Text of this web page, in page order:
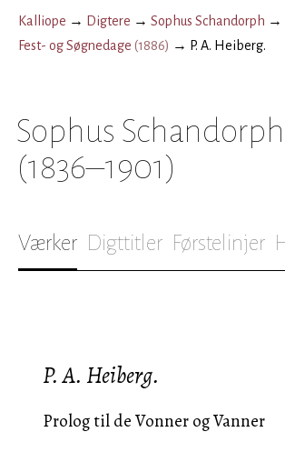
Kalliope → Digtere → Sophus Schandorph →
Fest- og Søgnedage (1886) → P. A. Heiberg.
Sophus Schandorph
(1836–1901)
Værker Digttitler Førstelinjer
P. A. Heiberg.
Prolog til de Vonner og Vanner